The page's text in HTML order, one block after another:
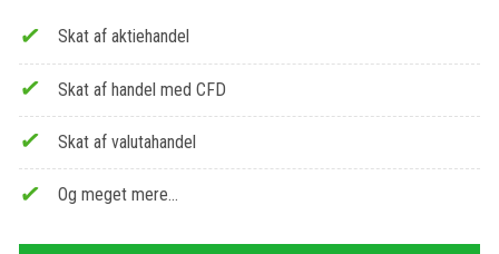
Skat af aktiehandel
Skat af handel med CFD
Skat af valutahandel
Og meget mere…